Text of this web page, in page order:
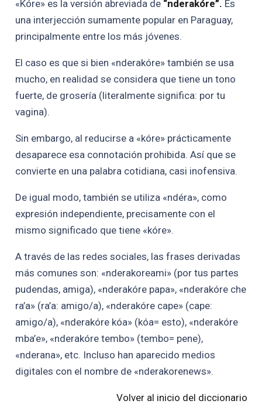
«Kóre» es la versión abreviada de “nderakóre”. Es
una interjección sumamente popular en Paraguay,
principalmente entre los más jóvenes.
El caso es que si bien «nderakóre» también se usa
mucho, en realidad se considera que tiene un tono
fuerte, de grosería (literalmente significa: por tu
vagina).
Sin embargo, al reducirse a «kóre» prácticamente
desaparece esa connotación prohibida. Así que se
convierte en una palabra cotidiana, casi inofensiva.
De igual modo, también se utiliza «ndéra», como
expresión independiente, precisamente con el
mismo significado que tiene «kóre».
A través de las redes sociales, las frases derivadas
más comunes son: «nderakoreami» (por tus partes
pudendas, amiga), «nderakóre papa», «nderakóre che
ra’a» (ra’a: amigo/a), «nderakóre cape» (cape:
amigo/a), «nderakóre kóa» (kóa= esto), «nderakóre
mba’e», «nderakóre tembo» (tembo= pene),
«nderana», etc. Incluso han aparecido medios
digitales con el nombre de «nderakorenews».
Volver al inicio del diccionario